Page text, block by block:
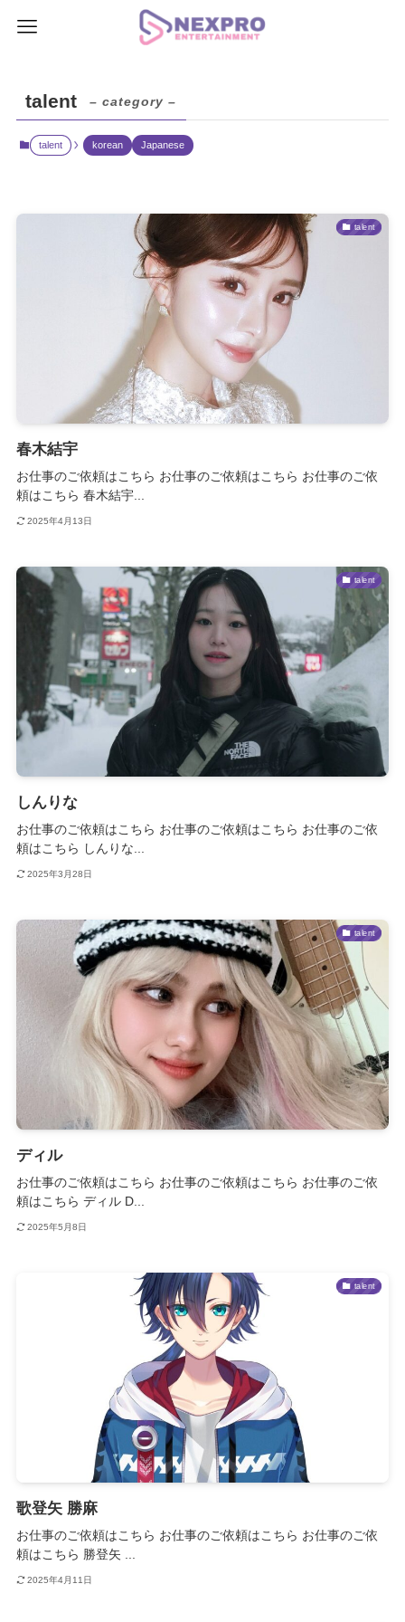
talent – category –
talent korean Japanese
talent
春木結宇
お仕事のご依頼はこちら お仕事のご依頼はこちら お仕事のご依
頼はこちら 春木結宇...
2025年4月13日
talent
しんりな
お仕事のご依頼はこちら お仕事のご依頼はこちら お仕事のご依
頼はこちら しんりな...
2025年3月28日
talent
ディル
お仕事のご依頼はこちら お仕事のご依頼はこちら お仕事のご依
頼はこちら ディル D...
2025年5月8日
talent
歌登矢 勝麻
お仕事のご依頼はこちら お仕事のご依頼はこちら お仕事のご依
頼はこちら 勝登矢 ...
2025年4月11日